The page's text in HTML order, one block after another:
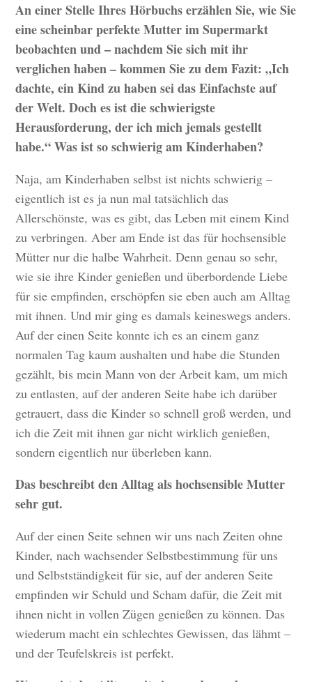
An einer Stelle Ihres Hörbuchs erzählen Sie, wie Sie
eine scheinbar perfekte Mutter im Supermarkt
beobachten und – nachdem Sie sich mit ihr
verglichen haben – kommen Sie zu dem Fazit: „Ich
dachte, ein Kind zu haben sei das Einfachste auf
der Welt. Doch es ist die schwierigste
Herausforderung, der ich mich jemals gestellt
habe.“ Was ist so schwierig am Kinderhaben?
Naja, am Kinderhaben selbst ist nichts schwierig –
eigentlich ist es ja nun mal tatsächlich das
Allerschönste, was es gibt, das Leben mit einem Kind
zu verbringen. Aber am Ende ist das für hochsensible
Mütter nur die halbe Wahrheit. Denn genau so sehr,
wie sie ihre Kinder genießen und überbordende Liebe
für sie empfinden, erschöpfen sie eben auch am Alltag
mit ihnen. Und mir ging es damals keineswegs anders.
Auf der einen Seite konnte ich es an einem ganz
normalen Tag kaum aushalten und habe die Stunden
gezählt, bis mein Mann von der Arbeit kam, um mich
zu entlasten, auf der anderen Seite habe ich darüber
getrauert, dass die Kinder so schnell groß werden, und
ich die Zeit mit ihnen gar nicht wirklich genießen,
sondern eigentlich nur überleben kann.
Das beschreibt den Alltag als hochsensible Mutter
sehr gut.
Auf der einen Seite sehnen wir uns nach Zeiten ohne
Kinder, nach wachsender Selbstbestimmung für uns
und Selbstständigkeit für sie, auf der anderen Seite
empfinden wir Schuld und Scham dafür, die Zeit mit
ihnen nicht in vollen Zügen genießen zu können. Das
wiederum macht ein schlechtes Gewissen, das lähmt –
und der Teufelskreis ist perfekt.